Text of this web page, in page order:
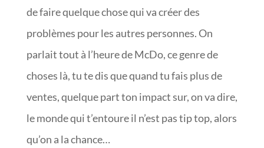
de faire quelque chose qui va créer des
problèmes pour les autres personnes. On
parlait tout à l’heure de McDo, ce genre de
choses là, tu te dis que quand tu fais plus de
ventes, quelque part ton impact sur, on va dire,
le monde qui t’entoure il n’est pas tip top, alors
qu’on a la chance…